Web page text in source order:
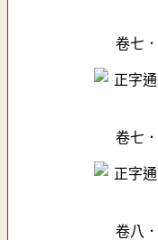
卷七
卷七
卷八